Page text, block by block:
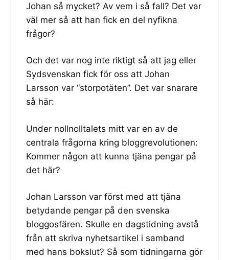
Johan så mycket? Av vem i så fall? Det var
väl mer så att han fick en del nyfikna
frågor?
Och det var nog inte riktigt så att jag eller
Sydsvenskan fick för oss att Johan
Larsson var “storpotäten”. Det var snarare
så här:
Under nollnolltalets mitt var en av de
centrala frågorna kring bloggrevolutionen:
Kommer någon att kunna tjäna pengar på
det här?
Johan Larsson var först med att tjäna
betydande pengar på den svenska
bloggosfären. Skulle en dagstidning avstå
från att skriva nyhetsartikel i samband
med hans bokslut? Så som tidningarna gör